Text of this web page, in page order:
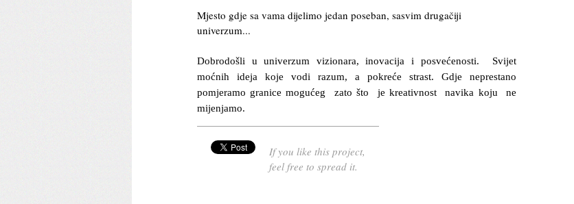
Mjesto gdje sa vama dijelimo jedan poseban, sasvim drugačiji
univerzum...
Dobrodošli u univerzum vizionara, inovacija i posvećenosti. Svijet
moćnih ideja koje vodi razum, a pokreće strast. Gdje neprestano
pomjeramo granice mogućeg zato što je kreativnost navika koju ne
mijenjamo.
If you like this project,
feel free to spread it.